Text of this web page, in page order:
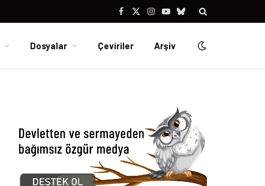
Facebook
X
Instagram
YouTubeBluesky
Dosyalar Çeviriler Arşiv